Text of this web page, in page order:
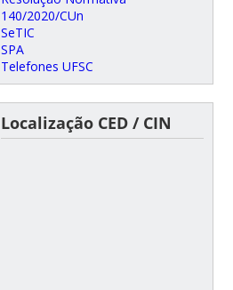
140/2020/CUn
SeTIC
SPA
Telefones UFSC
Localização CED / CIN